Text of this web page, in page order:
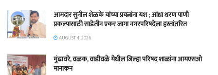
आमदार सुनील शेळके यांच्या प्रयत्नांना यश ; आंध्रा धरण पाणी
प्रकल्पासाठी साडेतीन एकर जागा नगरपरिषदेला हस्तांतरित
AUGUST 4, 2026
मुंढावरे, वळक, वाडीवळे येथील जिल्हा परिषद शाळांना आयएसओ
मानांकन